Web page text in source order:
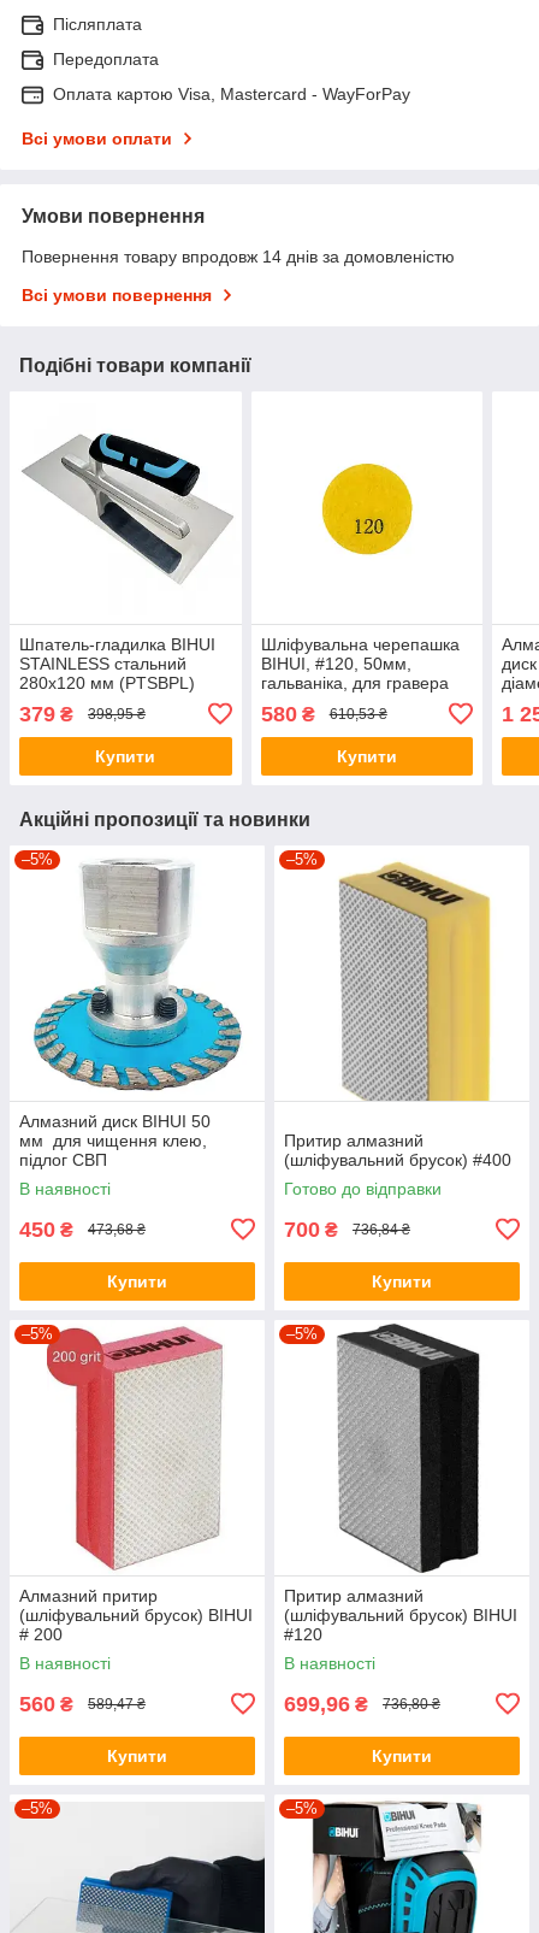
Післяплата
Передоплата
Оплата картою Visa, Mastercard - WayForPay
Всі умови оплати
Умови повернення
Повернення товару впродовж 14 днів за домовленістю
Всі умови повернення
Подібні товари компанії
Шпатель-гладилка BIHUI
STAINLESS стальний
280х120 мм (PTSBPL)
379 ₴ 398,95 ₴
Купити
Шліфувальна черепашка
BIHUI, #120, 50мм,
гальваніка, для гравера
580₴ 610,53 ₴
Купити
1
Акційні пропозиції та новинки
–5%
Алмазний диск BIHUI 50
мм для чищення клею,
підлог СВП
В наявності
450 ₴ 473,68 ₴
Купити
–5%
Притир алмазний
(шліфувальний брусок) #400
Готово до відправки
700 ₴ 736,84 ₴
Купити
–5%
Алмазний притир
(шліфувальний брусок) BIHUI
# 200
В наявності
560 ₴ 589,47 ₴
Купити
–5%
Притир алмазний
(шліфувальний брусок) BIHUI
#120
В наявності
699,96 ₴ 736,80 ₴
Купити
–5% –5%